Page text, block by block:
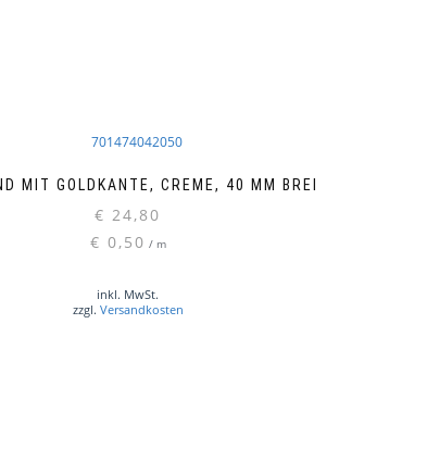
MIT GOLDKANTE, CREME, 40 MM BREIT
€ 24,80
€ 0,50 / m
inkl. MwSt.
zzgl. Versandkosten